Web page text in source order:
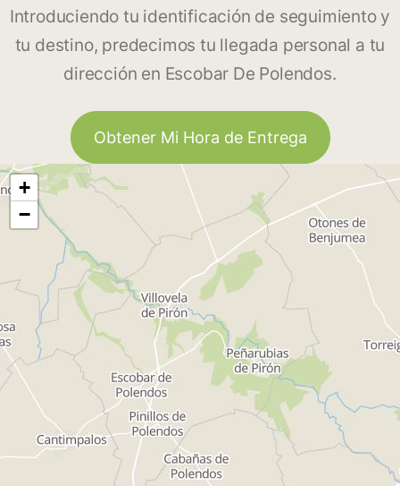
Introduciendo tu identificación de seguimiento y
tu destino, predecimos tu llegada personal a tu
dirección en Escobar De Polendos.
Obtener Mi Hora de Entrega
+
−